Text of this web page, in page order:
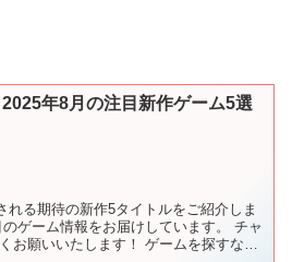
2025年8月の注目新作ゲーム5選
れる期待の新作5タイトルをご紹介しま
ゲーム情報をお届けしています。 チャ
お願いいたします！ ゲームを探すなら